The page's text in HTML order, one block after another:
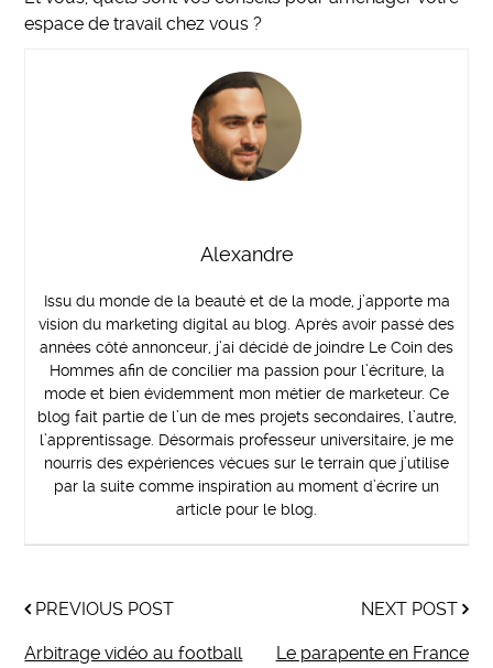
espace de travail chez vous ?
Alexandre
Issu du monde de la beauté et de la mode, j’apporte ma
vision du marketing digital au blog. Après avoir passé des
années côté annonceur, j’ai décidé de joindre Le Coin des
Hommes afin de concilier ma passion pour l’écriture, la
mode et bien évidemment mon métier de marketeur. Ce
blog fait partie de l’un de mes projets secondaires, l’autre,
l’apprentissage. Désormais professeur universitaire, je me
nourris des expériences vécues sur le terrain que j’utilise
par la suite comme inspiration au moment d’écrire un
article pour le blog.
PREVIOUS POST
Arbitrage vidéo au football
NEXT POST
Le parapente en France